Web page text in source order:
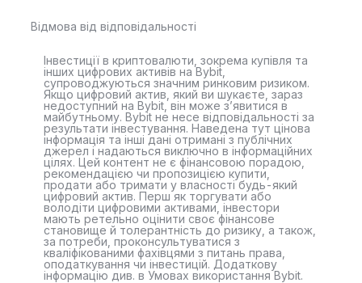
Відмова від відповідальності
Інвестиції в криптовалюти, зокрема купівля та
інших цифрових активів на Bybit,
супроводжуються значним ринковим ризиком.
Якщо цифровий актив, який ви шукаєте, зараз
недоступний на Bybit, він може з’явитися в
майбутньому. Bybit не несе відповідальності за
результати інвестування. Наведена тут цінова
інформація та інші дані отримані з публічних
джерел і надаються виключно в інформаційних
цілях. Цей контент не є фінансовою порадою,
рекомендацією чи пропозицією купити,
продати або тримати у власності будь-який
цифровий актив. Перш як торгувати або
володіти цифровими активами, інвестори
мають ретельно оцінити своє фінансове
становище й толерантність до ризику, а також,
за потреби, проконсультуватися з
кваліфікованими фахівцями з питань права,
оподаткування чи інвестицій. Додаткову
інформацію див. в Умовах використання Bybit.